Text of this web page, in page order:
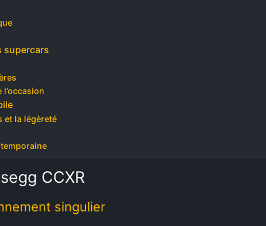
supercars
et la légèreté
CCXR
singulier